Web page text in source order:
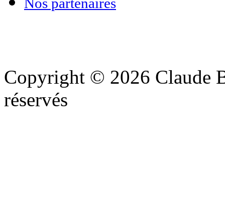
Copyright © 2026 Claude
réservés